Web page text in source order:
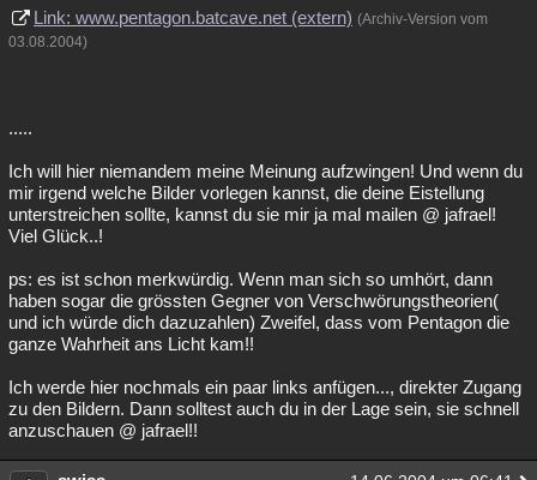
Link: www.pentagon.batcave.net (extern) (Archiv-Version vom
03.08.2004)
.....
Ich will hier niemandem meine Meinung aufzwingen! Und wenn du
mir irgend welche Bilder vorlegen kannst, die deine Eistellung
unterstreichen sollte, kannst du sie mir ja mal mailen @ jafrael!
Viel Glück..!
ps: es ist schon merkwürdig. Wenn man sich so umhört, dann
haben sogar die grössten Gegner von Verschwörungstheorien(
und ich würde dich dazuzahlen) Zweifel, dass vom Pentagon die
ganze Wahrheit ans Licht kam!!
Ich werde hier nochmals ein paar links anfügen..., direkter Zugang
zu den Bildern. Dann solltest auch du in der Lage sein, sie schnell
anzuschauen @ jafrael!!